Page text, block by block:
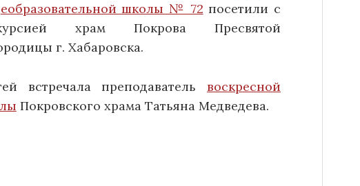
школы № 72 посетили с
храм Покрова Пресвятой
г. Хабаровска.
встречала преподаватель воскресной
Покровского храма Татьяна Медведева.